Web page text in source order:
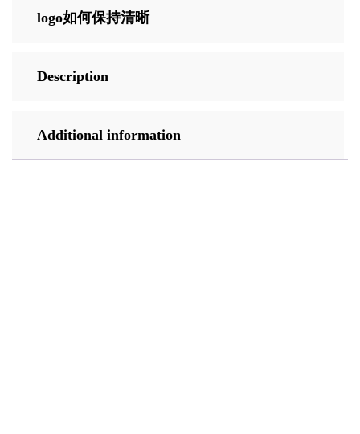
logo如何保持清晰
Description
Additional information